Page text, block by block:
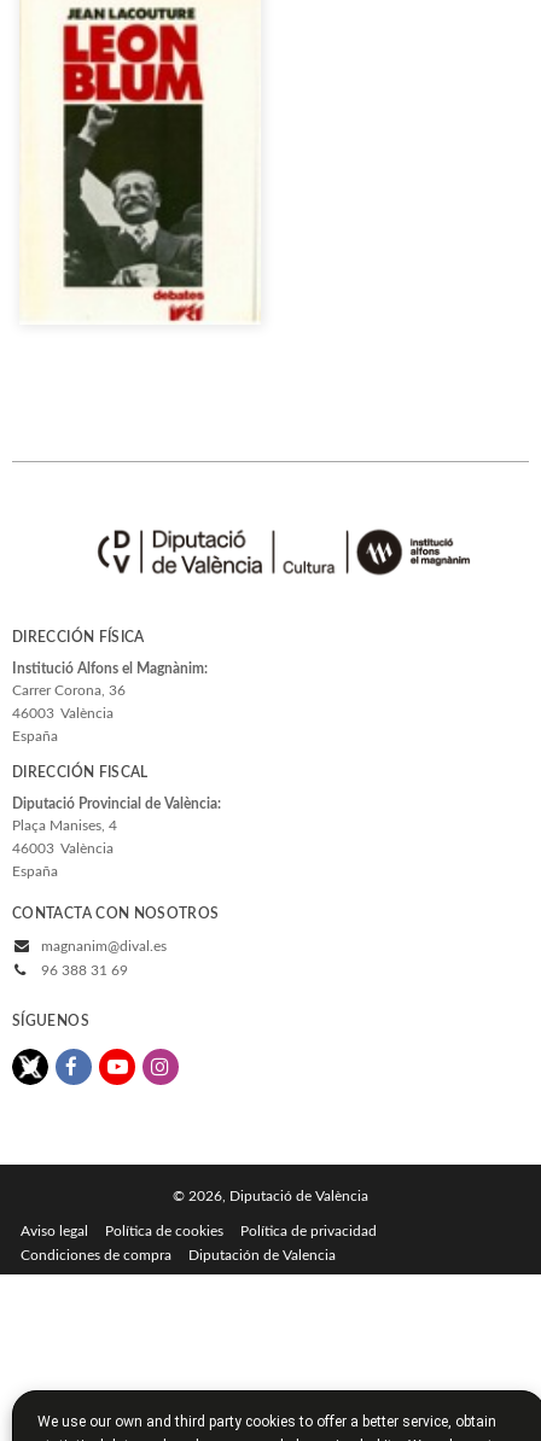
DIRECCIÓN FÍSICA
Institució Alfons el Magnànim:
Carrer Corona, 36
46003 València
España
DIRECCIÓN FISCAL
Diputació Provincial de València:
Plaça Manises, 4
46003 València
España
CONTACTA CON NOSOTROS
magnanim@dival.es
96 388 31 69
SÍGUENOS
© 2026, Diputació de València
Aviso legal Política de cookies
Política de privacidad
Condiciones de compra
Diputación de Valencia
We use our own and third party cookies to offer a better service, obtain